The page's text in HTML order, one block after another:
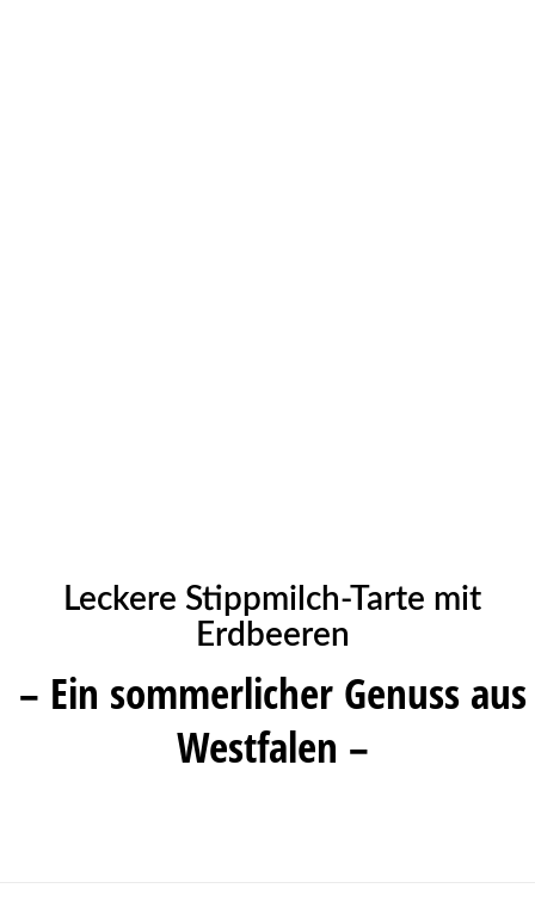
Leckere Stippmilch-Tarte mit
Erdbeeren
– Ein sommerlicher Genuss aus
Westfalen –